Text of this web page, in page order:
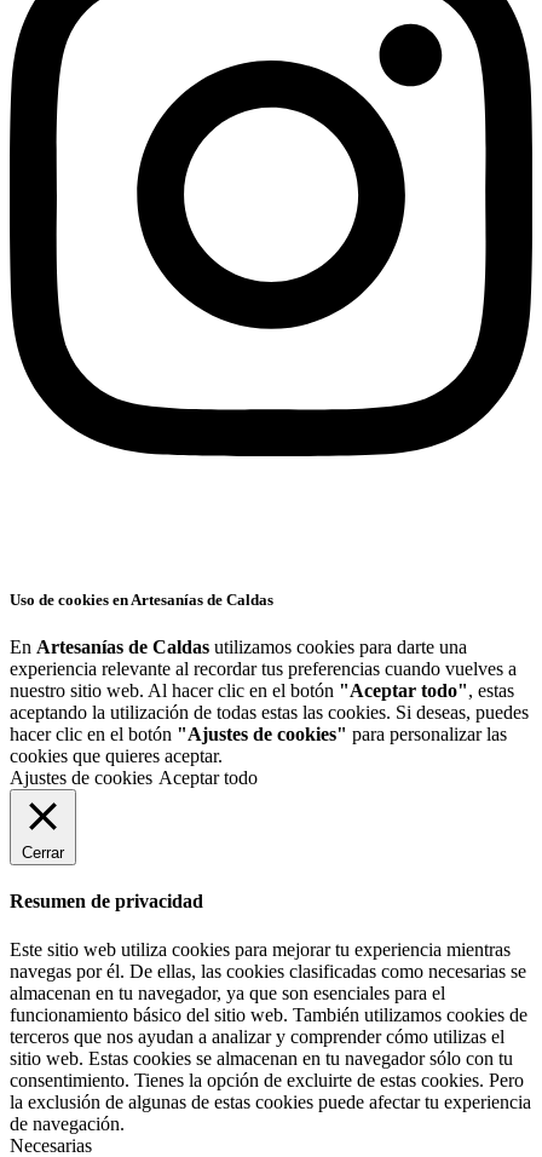
Uso de cookies en Artesanías de Caldas
En Artesanías de Caldas utilizamos cookies para darte una
experiencia relevante al recordar tus preferencias cuando vuelves a
nuestro sitio web. Al hacer clic en el botón "Aceptar todo", estas
aceptando la utilización de todas estas las cookies. Si deseas, puedes
hacer clic en el botón "Ajustes de cookies" para personalizar las
cookies que quieres aceptar.
Ajustes de cookies Aceptar todo
Cerrar
Resumen de privacidad
Este sitio web utiliza cookies para mejorar tu experiencia mientras
navegas por él. De ellas, las cookies clasificadas como necesarias se
almacenan en tu navegador, ya que son esenciales para el
funcionamiento básico del sitio web. También utilizamos cookies de
terceros que nos ayudan a analizar y comprender cómo utilizas el
sitio web. Estas cookies se almacenan en tu navegador sólo con tu
consentimiento. Tienes la opción de excluirte de estas cookies. Pero
la exclusión de algunas de estas cookies puede afectar tu experiencia
de navegación.
Necesarias